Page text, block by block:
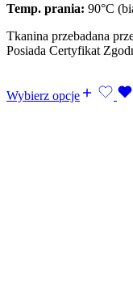
Temp. prania: 90°C
Tkanina przebadana
Posiada Certyfikat
Wybierz opcje